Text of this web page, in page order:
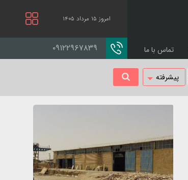
تماس با ما
امروز ۱۵ مرداد ۱۴۰۵
۰۹۱۲۲۹۶۷۸۳۹
پیشرفته